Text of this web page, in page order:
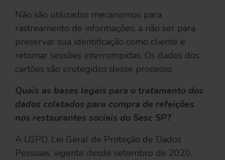
Não são utilizados mecanismos para
rastreamento de informações, a não ser para
preservar sua identificação como cliente e
retomar sessões interrompidas. Os dados dos
cartões são protegidos desse processo.
Quais as bases legais para o tratamento dos
dados coletados para compra de refeições
nos restaurantes sociais do Sesc SP?
A LGPD, Lei Geral de Proteção de Dados
Pessoais, vigente desde setembro de 2020,